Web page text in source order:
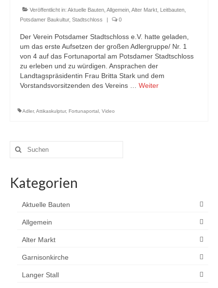
Veröffentlicht in: Aktuelle Bauten Allgemein Alter Markt Leitbauten
Potsdamer Baukultur, Stadtschloss | 0
Der Verein Potsdamer Stadtschloss e.V. hatte geladen,
um das erste Aufsetzen der großen Adlergruppe/ Nr. 1
von 4 auf das Fortunaportal am Potsdamer Stadtschloss
zu erleben und zu würdigen. Ansprachen der
Landtagspräsidentin Frau Britta Stark und dem
Vorstandsvorsitzenden des Vereins … Weiter
Adler, Attikaskulptur, Fortunaportal Video
Suchen
nach:
Kategorien
Aktuelle Bauten
Allgemein
Alter Markt
Garnisonkirche
Langer Stall